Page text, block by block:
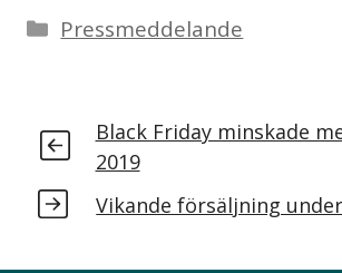
Pressmeddelande
Black Friday minskade
2019
Vikande försäljning